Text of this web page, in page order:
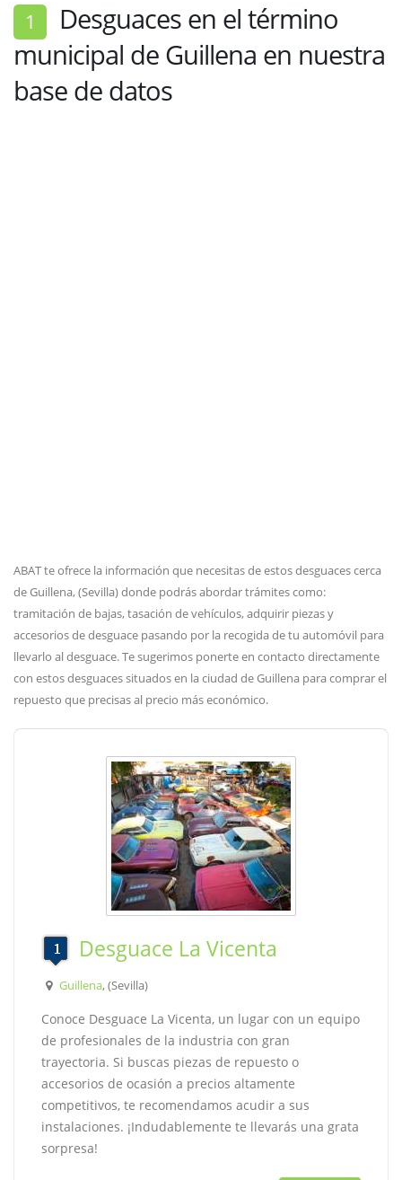
1 Desguaces en el término
municipal de Guillena en nuestra
base de datos
ABAT te ofrece la información que necesitas de estos desguaces cerca
de Guillena, (Sevilla) donde podrás abordar trámites como:
tramitación de bajas, tasación de vehículos, adquirir piezas y
accesorios de desguace pasando por la recogida de tu automóvil para
llevarlo al desguace. Te sugerimos ponerte en contacto directamente
con estos desguaces situados en la ciudad de Guillena para comprar el
repuesto que precisas al precio más económico.
Desguace La Vicenta
Guillena, (Sevilla)
Conoce Desguace La Vicenta, un lugar con un equipo
de profesionales de la industria con gran
trayectoria. Si buscas piezas de repuesto o
accesorios de ocasión a precios altamente
competitivos, te recomendamos acudir a sus
instalaciones. ¡Indudablemente te llevarás una grata
sorpresa!